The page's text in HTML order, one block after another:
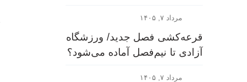
مرداد ۷, ۱۴۰۵
قرعه‎‌کشی فصل جدید/ ورزشگاه
آزادی تا نیم‌فصل آماده می‌شود؟
مرداد ۷, ۱۴۰۵